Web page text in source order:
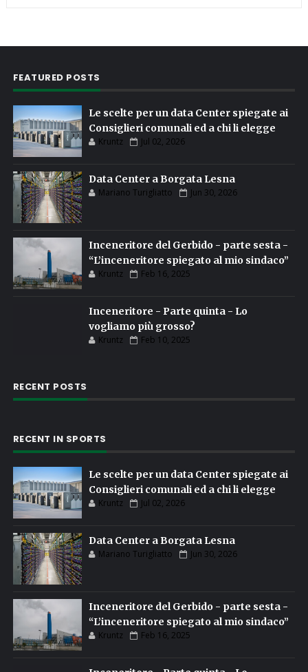
FEATURED POSTS
Le scelte per un data Center spiegate ai
Consiglieri comunali ed a chi li elegge
Kruntz Jul 02, 2026
Data Center a Borgata Lesna
Mariano Turigliatto Jun 30, 2026
Inceneritore del Gerbido - parte sesta -
“L’inceneritore spiegato al mio sindaco”
Kruntz Feb 16, 2025
Inceneritore - Parte quinta - Lo
vogliamo più grosso?
Kruntz Feb 10, 2025
RECENT POSTS
RECENT IN SPORTS
Le scelte per un data Center spiegate ai
Consiglieri comunali ed a chi li elegge
Kruntz Jul 02, 2026
Data Center a Borgata Lesna
Mariano Turigliatto Jun 30, 2026
Inceneritore del Gerbido - parte sesta -
“L’inceneritore spiegato al mio sindaco”
Kruntz Feb 16, 2025